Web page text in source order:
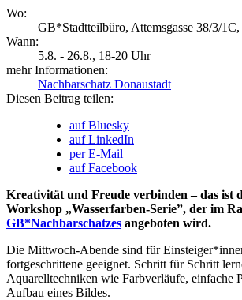
Wo:
GB*Stadtteilbüro, Attemsgasse 38/3/
Wann:
5.8. - 26.8., 18-20 Uhr
mehr Informationen:
Nachbarschatz Donaustadt
Diesen Beitrag teilen:
auf Bluesky
auf LinkedIn
per E-Mail
auf Facebook
Kreativität und Freude verbinden – das ist
Workshop „Wasserfarben-Serie”, der im
GB*Nachbarschatzes angeboten wird.
Die Mittwoch-Abende sind für
fortgeschrittene geeignet. Schritt für Schritt
Aquarelltechniken wie Farbverläufe, einfache
Aufbau eines Bildes.